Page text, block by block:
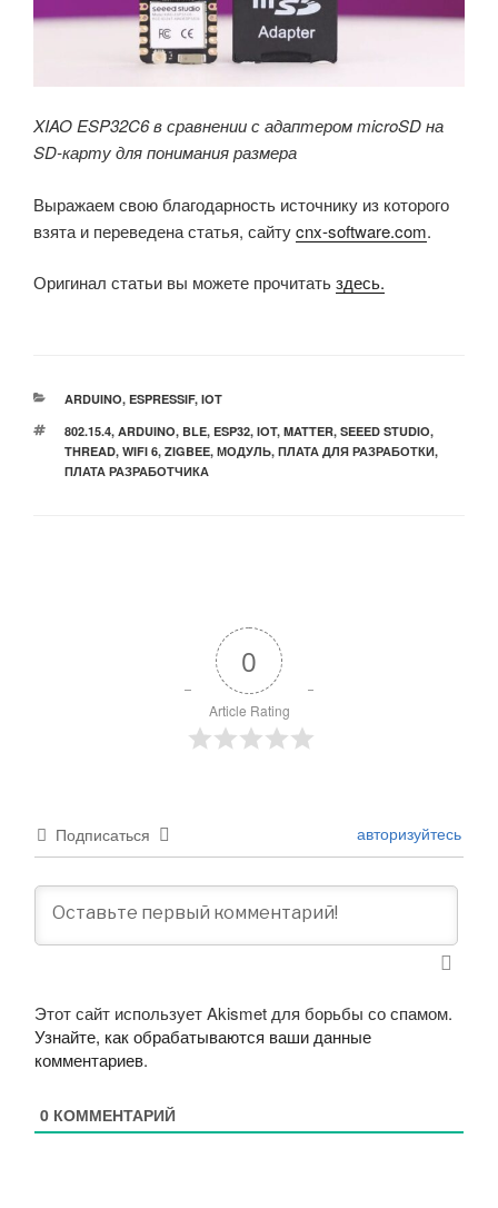
XIAO ESP32C6 в сравнении с адаптером microSD на
SD-карту для понимания размера
Выражаем свою благодарность источнику из которого
взята и переведена статья, сайтуcnx-software.com.
Оригинал статьи вы можете прочитатьздесь.
РУБРИКИ
ARDUINO, ESPRESSIF, IOT
МЕТКИ
802.15.4, ARDUINO, BLE, ESP32, IOT, MATTER, SEEED STUDIO,
THREAD, WIFI 6, ZIGBEE, МОДУЛЬ, ПЛАТА ДЛЯ РАЗРАБОТКИ,
ПЛАТА РАЗРАБОТЧИКА
0
Article Rating
Подписаться авторизуйтесь
Этот сайт использует Akismet для борьбы со спамом.
Узнайте, как обрабатываются ваши данные
комментариев.
0 КОММЕНТАРИЙ